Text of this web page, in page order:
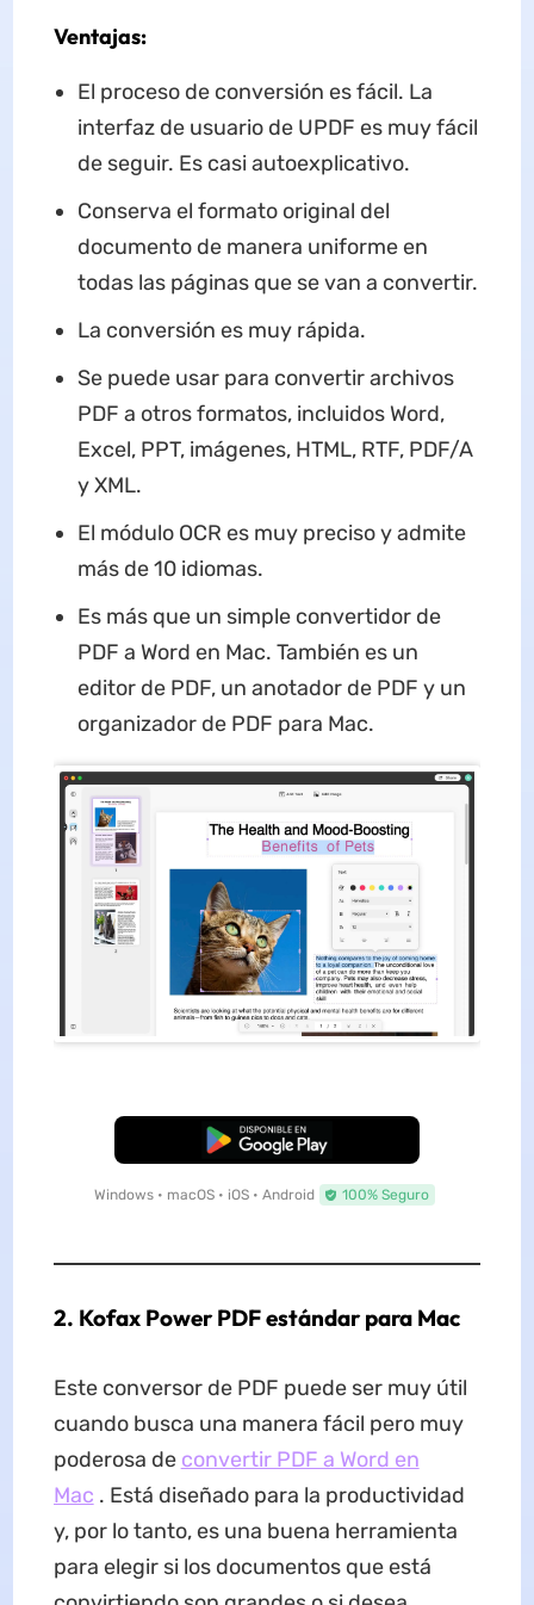
Ventajas:
El proceso de conversión es fácil. La
interfaz de usuario de UPDF es muy fácil
de seguir. Es casi autoexplicativo.
Conserva el formato original del
documento de manera uniforme en
todas las páginas que se van a convertir.
La conversión es muy rápida.
Se puede usar para convertir archivos
PDF a otros formatos, incluidos Word,
Excel, PPT, imágenes, HTML, RTF, PDF/A
y XML.
El módulo OCR es muy preciso y admite
más de 10 idiomas.
Es más que un simple convertidor de
PDF a Word en Mac. También es un
editor de PDF, un anotador de PDF y un
organizador de PDF para Mac.
Descarga Gratuita
Windows • macOS • iOS • Android 100% Seguro
2. Kofax Power PDF estándar para Mac
Este conversor de PDF puede ser muy útil
cuando busca una manera fácil pero muy
poderosa de convertir PDF a Word en
Mac . Está diseñado para la productividad
y, por lo tanto, es una buena herramienta
para elegir si los documentos que está